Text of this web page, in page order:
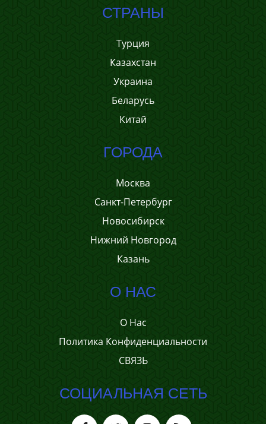
СТРАНЫ
Турция
Казахстан
Украина
Беларусь
Китай
ГОРОДА
Москва
Санкт-Петербург
Новосибирск
Нижний Новгород
Казань
О НАС
О Нас
Политика Конфиденциальности
СВЯЗЬ
СОЦИАЛЬНАЯ СЕТЬ